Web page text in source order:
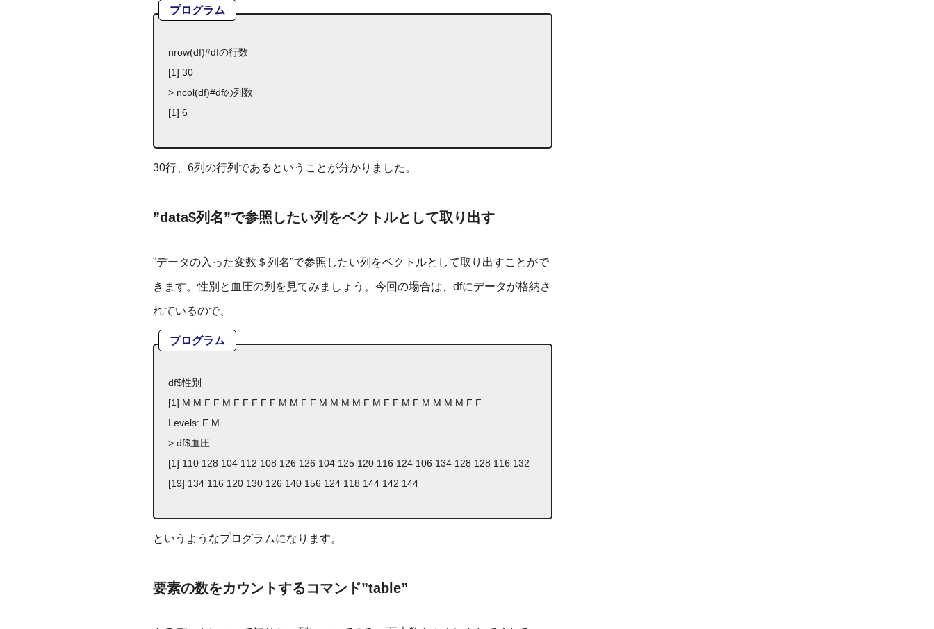
プログラム
nrow(df)#dfの行数
[1] 30
> ncol(df)#dfの列数
[1] 6
30行、6列の行列であるということが分かりました。
”data$列名”で参照したい列をベクトルとして取り出す
”データの入った変数＄列名”で参照したい列をベクトルとして取り出すことがで
きます。性別と血圧の列を見てみましょう。今回の場合は、dfにデータが格納さ
れているので、
プログラム
df$性別
[1] M M F F M F F F F F M M F F M M M M F M F F M F M M M M F F
Levels: F M
> df$血圧
[1] 110 128 104 112 108 126 126 104 125 120 116 124 106 134 128 128 116 132
[19] 134 116 120 130 126 140 156 124 118 144 142 144
というようなプログラムになります。
要素の数をカウントするコマンド”table”